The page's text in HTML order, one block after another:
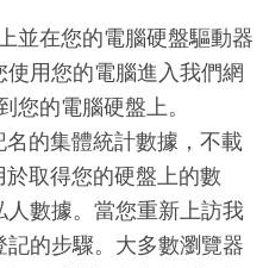
並在您的電腦硬盤驅動器
用您的電腦進入我們網
您的電腦硬盤上。
的集體統計數據，不載
於取得您的硬盤上的數
數據。當您重新上訪我
的步驟。大多數瀏覽器